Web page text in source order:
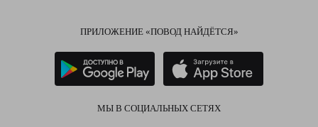
ПРИЛОЖЕНИЕ «ПОВОД НАЙДЁТСЯ»
МЫ В СОЦИАЛЬНЫХ СЕТЯХ